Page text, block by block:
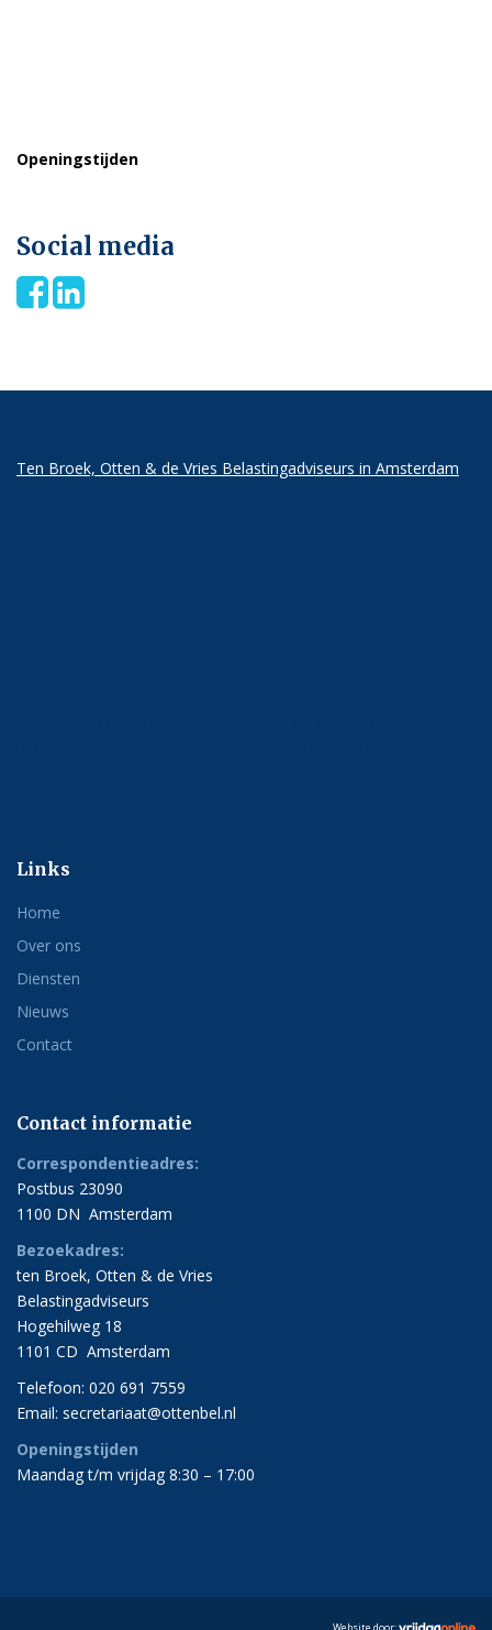
Openingstijden
Social media
Ten Broek, Otten & de Vries Belastingadviseurs in Amsterdam
Links
Home
Over ons
Diensten
Nieuws
Contact
Contact informatie
Correspondentieadres:
Postbus 23090
1100 DN Amsterdam
Bezoekadres:
ten Broek, Otten & de Vries
Belastingadviseurs
Hogehilweg 18
1101 CD Amsterdam
Telefoon: 020 691 7559
Email: secretariaat@ottenbel.nl
Openingstijden
Maandag t/m vrijdag 8:30 – 17:00